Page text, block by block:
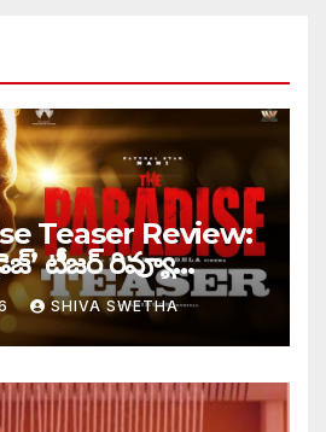
Teaser Review:
టీజర్ రివ్యూ…
SHIVA SWETHA